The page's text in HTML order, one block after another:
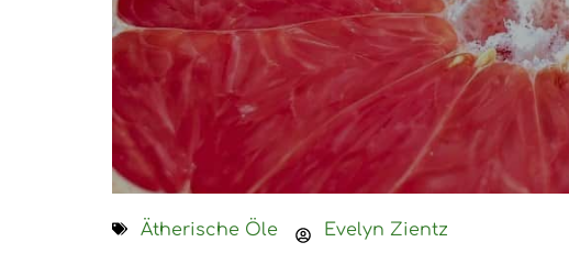
Ätherische Öle Evelyn Zientz